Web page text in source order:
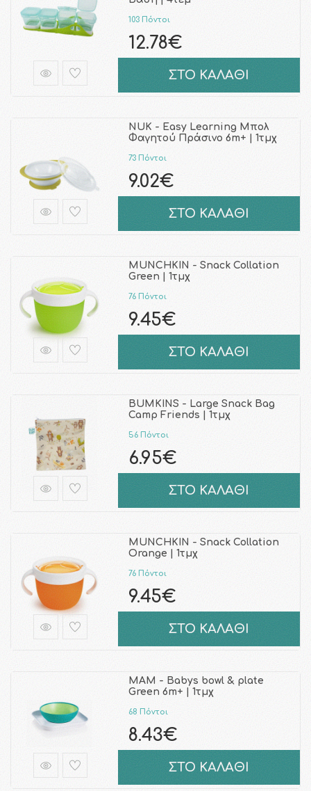
103 Πόντοι
12.78€
ΣΤΟ ΚΑΛΑΘΙ
NUK - Easy Learning Μπολ
Φαγητού Πράσινο 6m+ | 1τμχ
73 Πόντοι
9.02€
ΣΤΟ ΚΑΛΑΘΙ
MUNCHKIN - Snack Collation
Green | 1τμχ
76 Πόντοι
9.45€
ΣΤΟ ΚΑΛΑΘΙ
BUMKINS - Large Snack Bag
Camp Friends | 1τμχ
56 Πόντοι
6.95€
ΣΤΟ ΚΑΛΑΘΙ
MUNCHKIN - Snack Collation
Orange | 1τμχ
76 Πόντοι
9.45€
ΣΤΟ ΚΑΛΑΘΙ
MAM - Babys bowl & plate
Green 6m+ | 1τμχ
68 Πόντοι
8.43€
ΣΤΟ ΚΑΛΑΘΙ